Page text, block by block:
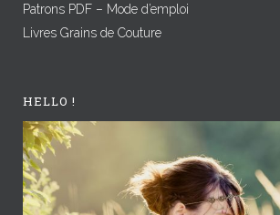
Patrons PDF – Mode d’emploi
Livres Grains de Couture
HELLO !